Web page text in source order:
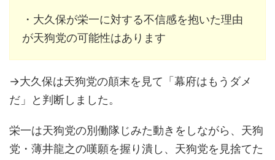
・大久保が栄一に対する不信感を抱いた理由
が天狗党の可能性はあります
→大久保は天狗党の顛末を見て「幕府はもうダメ
だ」と判断しました。
栄一は天狗党の別働隊じみた動きをしながら、天狗
党・薄井龍之の嘆願を握り潰し、天狗党を見捨てた